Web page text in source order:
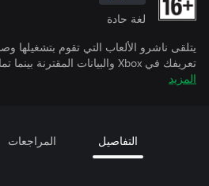
لغة حادة
يتلقى ناشرو الألعاب التي تقوم بتشغيلها
تعريفك في Xbox والبيانات المقترنة بينما تمارس الألعاب.
المزيد
التفاصيل المراجعات